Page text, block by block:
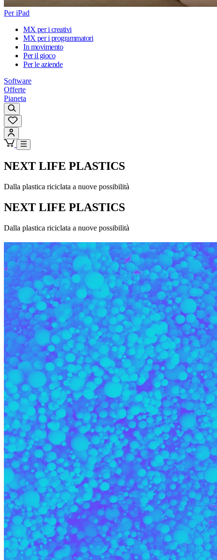
Per iPad
MX per i creativi
MX per i programmatori
In movimento
Per il gioco
Per le aziende
Software
Offerte
Pianeta
NEXT LIFE PLASTICS
Dalla plastica riciclata a nuove possibilità
NEXT LIFE PLASTICS
Dalla plastica riciclata a nuove possibilità